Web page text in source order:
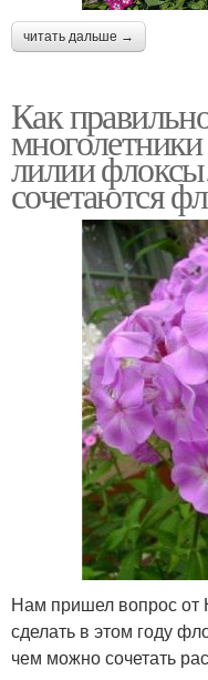
читать дальше →
Как
лилии
сочетаются
Нам пришел вопрос
сделать в этом году
чем можно сочетать